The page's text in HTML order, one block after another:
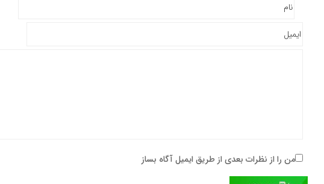
من را از نظرات بعدی از طریق ایمیل آگاه بساز